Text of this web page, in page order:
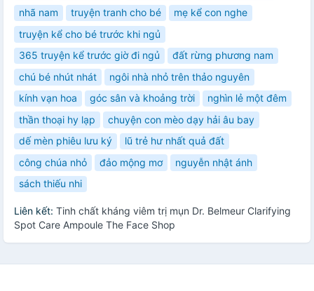
nhã nam
truyện tranh cho bé
mẹ kể con nghe
truyện kể cho bé trước khi ngủ
365 truyện kể trước giờ đi ngủ
đất rừng phương nam
chú bé nhút nhát
ngôi nhà nhỏ trên thảo nguyên
kính vạn hoa
góc sân và khoảng trời
nghìn lẻ một đêm
thần thoại hy lạp
chuyện con mèo dạy hải âu bay
dế mèn phiêu lưu ký
lũ trẻ hư nhất quả đất
công chúa nhỏ
đảo mộng mơ
nguyễn nhật ánh
sách thiếu nhi
Liên kết: Tinh chất kháng viêm trị mụn Dr. Belmeur Clarifying
Spot Care Ampoule The Face Shop